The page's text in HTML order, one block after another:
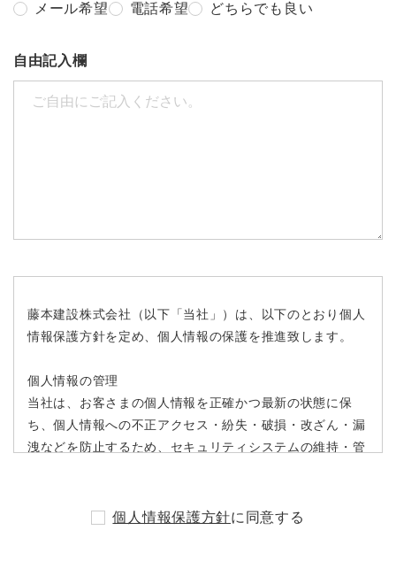
メール希望 電話希望 どちらでも良い
自由記入欄
藤本建設株式会社（以下「当社」）は、以下のとおり個人
情報保護方針を定め、個人情報の保護を推進致します。
個人情報の管理
当社は、お客さまの個人情報を正確かつ最新の状態に保
ち、個人情報への不正アクセス・紛失・破損・改ざん・漏
洩などを防止するため、セキュリティシステムの維持・管
個人情報保護方針に同意する